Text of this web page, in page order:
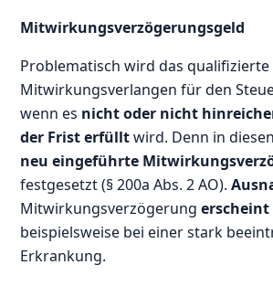
Mitwirkungsverzögerungsgeld
Problematisch wird das qualifizierte
Mitwirkungsverlangen für den
wenn es nicht oder nicht
der Frist erfülltwird. Denn in
neu eingeführte
festgesetzt (§ 200a Abs. 2 AO).
Mitwirkungsverzögerung
beispielsweise bei einer stark
Erkrankung.